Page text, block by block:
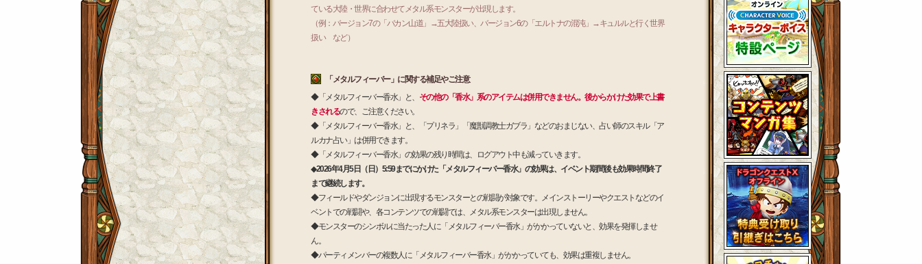
ている大陸・世界に合わせてメタル系モンスターが出現します。
（例：バージョン7の「バカン山道」→五大陸扱い、バージョン6の「エルトナの混沌」→キュルルと行く世界
扱い など）
「メタルフィーバー」に関する補足やご注意
◆「メタルフィーバー香水」と、
その他の「香水」系のアイテムは併用できません。後からかけた効果で上書
きされるので、ご注意ください。
◆「メタルフィーバー香水」と、「プリネラ」「魔獣調教士ガブラ」などのおまじない、占い師のスキル「ア
ルカナ占い」は併用できます。
◆「メタルフィーバー香水」の効果の残り時間は、ログアウト中も減っていきます。
◆2026年4月5日（日）5:59までにかけた「メタルフィーバー香水」の効果は、イベント期間後も効果時間終了
まで継続します。
◆フィールドやダンジョンに出現するモンスターとの戦闘が対象です。メインストーリーやクエストなどのイ
ベントでの戦闘や、各コンテンツでの戦闘では、メタル系モンスターは出現しません。
◆モンスターのシンボルに当たった人に「メタルフィーバー香水」がかかっていないと、効果を発揮しませ
ん。
◆パーティメンバーの複数人に「メタルフィーバー香水」がかかっていても、効果は重複しません。